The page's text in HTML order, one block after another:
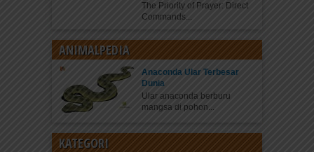
The Priority of Prayer: Direct
Commands...
ANIMALPEDIA
Anaconda Ular Terbesar
Dunia
Ular anaconda berburu
mangsa di pohon...
KATEGORI